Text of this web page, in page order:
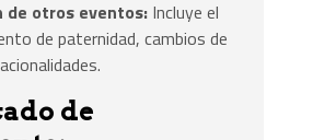
de otros eventos: Incluye el
de paternidad, cambios de
de